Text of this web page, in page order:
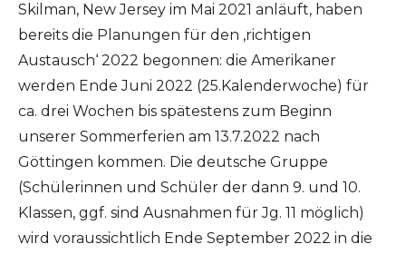
Skilman, New Jersey im Mai 2021 anläuft, haben
bereits die Planungen für den ‚richtigen
Austausch‘ 2022 begonnen: die Amerikaner
werden Ende Juni 2022 (25.Kalenderwoche) für
ca. drei Wochen bis spätestens zum Beginn
unserer Sommerferien am 13.7.2022 nach
Göttingen kommen. Die deutsche Gruppe
(Schülerinnen und Schüler der dann 9. und 10.
Klassen, ggf. sind Ausnahmen für Jg. 11 möglich)
wird voraussichtlich Ende September 2022 in die